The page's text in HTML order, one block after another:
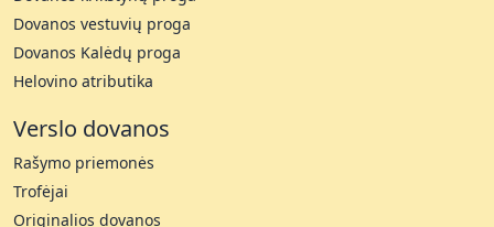
Dovanos vestuvių proga
Dovanos Kalėdų proga
Helovino atributika
Verslo dovanos
Rašymo priemonės
Trofėjai
Originalios dovanos